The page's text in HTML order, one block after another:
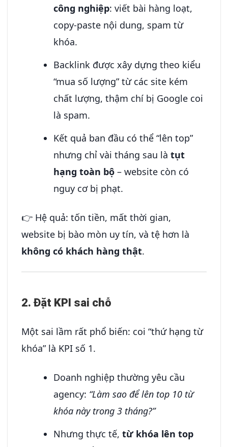
công nghiệp: viết bài hàng loạt,
copy-paste nội dung, spam từ
khóa.
Backlink được xây dựng theo kiểu
“mua số lượng” từ các site kém
chất lượng, thậm chí bị Google coi
là spam.
Kết quả ban đầu có thể “lên top”
nhưng chỉ vài tháng sau làtụt
hạng toàn bộ – website còn có
nguy cơ bị phạt.
👉 Hệ quả: tốn tiền, mất thời gian,
website bị bào mòn uy tín, và tệ hơn là
không có khách hàng thật.
2. Đặt KPI sai chỗ
Một sai lầm rất phổ biến: coi “thứ hạng từ
khóa” là KPI số 1.
Doanh nghiệp thường yêu cầu
agency: “Làm sao để lên top 10 từ
khóa này trong 3 tháng?”
Nhưng thực tế,từ khóa lên top